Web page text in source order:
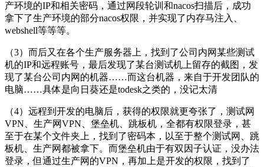
产环境的IP和相关密码，通过网段轮训和nacos扫描后，成功
拿下了生产环境的部分nacos权限，并实现了内存马注入、
webshell等等等。
（3）而后又在各个生产服务器上，找到了公司内网某些测试
机的IP和远程账号，最后发现了某台测试机上留存的截图，发
现了某台公司内网的机器……而这台机器，来自于开发团队的
电脑……具体是向日葵还是todesk之类的，没记太清
（4）远程到开发的电脑后，获得的权限就更夸张了，测试网
VPN、生产网VPN、堡垒机、跳板机，全都有权限登录，甚
至于在某个文件夹上，找到了密码本，以至于整个测试网、跳
板机、生产网都被拿下。而堡垒机由于有双因子认证，没办法
登录，但通过生产网的VPN，再加上是开发的权限，找到了